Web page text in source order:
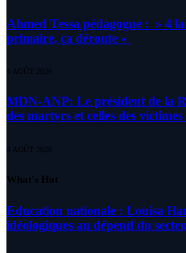
Ahmed Tessa pédagogue : » 4
primaire, ça déroute «
4 AOÛT 2026
MDN-ANP: Le président de la
des martyrs et celles des
4 AOÛT 2026
What's Hot
Education nationale : Louisa
idéologiques au dépend du